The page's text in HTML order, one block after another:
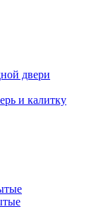
двери
и калитку